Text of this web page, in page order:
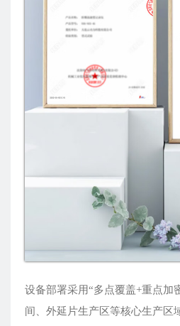
设备部署采用“多点覆盖+重点加
间、外延片生产区等核心生产区